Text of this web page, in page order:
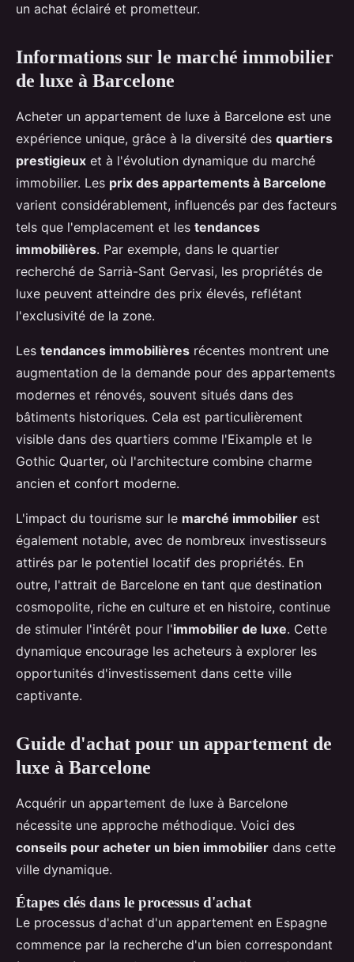
un achat éclairé et prometteur.
Informations sur le marché immobilier
de luxe à Barcelone
Acheter un appartement de luxe à Barcelone est une
expérience unique, grâce à la diversité des quartiers
prestigieux et à l'évolution dynamique du marché
immobilier. Les prix des appartements à Barcelone
varient considérablement, influencés par des facteurs
tels que l'emplacement et les tendances
immobilières. Par exemple, dans le quartier
recherché de Sarrià-Sant Gervasi, les propriétés de
luxe peuvent atteindre des prix élevés, reflétant
l'exclusivité de la zone.
Les tendances immobilières récentes montrent une
augmentation de la demande pour des appartements
modernes et rénovés, souvent situés dans des
bâtiments historiques. Cela est particulièrement
visible dans des quartiers comme l'Eixample et le
Gothic Quarter, où l'architecture combine charme
ancien et confort moderne.
L'impact du tourisme sur le marché immobilier est
également notable, avec de nombreux investisseurs
attirés par le potentiel locatif des propriétés. En
outre, l'attrait de Barcelone en tant que destination
cosmopolite, riche en culture et en histoire, continue
de stimuler l'intérêt pour l'immobilier de luxe. Cette
dynamique encourage les acheteurs à explorer les
opportunités d'investissement dans cette ville
captivante.
Guide d'achat pour un appartement de
luxe à Barcelone
Acquérir un appartement de luxe à Barcelone
nécessite une approche méthodique. Voici des
conseils pour acheter un bien immobilier dans cette
ville dynamique.
Étapes clés dans le processus d'achat
Le processus d'achat d'un appartement en Espagne
commence par la recherche d'un bien correspondant